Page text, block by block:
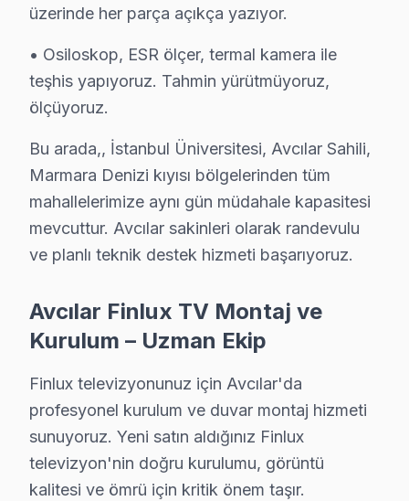
S: Avcılar'de Finlux TV'lerde en sık karşılaşılan HDR
C: Avcılar servisimizde söz konusu model HDR mod
S: Avcılar'de Finlux 4K modeli modelinde hangi
C: Avcılar'de söz konusu model 4K modeli modelinde
S: Avcılar'de Finlux panel Smart arayüzü çalışmıyor,
C: Avcılar servisimize başvurmadan önce şunları
Avcılar'de Finlux Hizmete Nasıl Ulaşılır?
Avcılar sakinleri için Finlux televizyon servisi her an
• Avcılar'de WhatsApp üzerinden de destek
• Avcılar genelinde aynı gün Finlux televizyon servisi
Avcılar Yerinde Servis Detayları: Avcılar'de Finlux
İstanbul Üniversitesi, Avcılar Sahili, Marmara Denizi
TV'nizi bize bırakın, halledelim. 0850 811 14 36
üzerinde her parça açıkça yazıyor.
• Osiloskop, ESR ölçer, termal kamera ile
teşhis yapıyoruz. Tahmin yürütmüyoruz,
ölçüyoruz.
Bu arada,, İstanbul Üniversitesi, Avcılar Sahili,
Marmara Denizi kıyısı bölgelerinden tüm
mahallelerimize aynı gün müdahale kapasitesi
mevcuttur. Avcılar sakinleri olarak randevulu
ve planlı teknik destek hizmeti başarıyoruz.
Avcılar Finlux TV Montaj ve
Kurulum – Uzman Ekip
Finlux televizyonunuz için Avcılar'da
profesyonel kurulum ve duvar montaj hizmeti
sunuyoruz. Yeni satın aldığınız Finlux
televizyon'nin doğru kurulumu, görüntü
kalitesi ve ömrü için kritik önem taşır.